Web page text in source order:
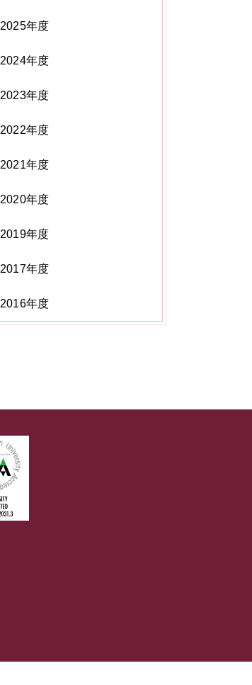
2025年度
2024年度
2023年度
2022年度
2021年度
2020年度
2019年度
2017年度
2016年度